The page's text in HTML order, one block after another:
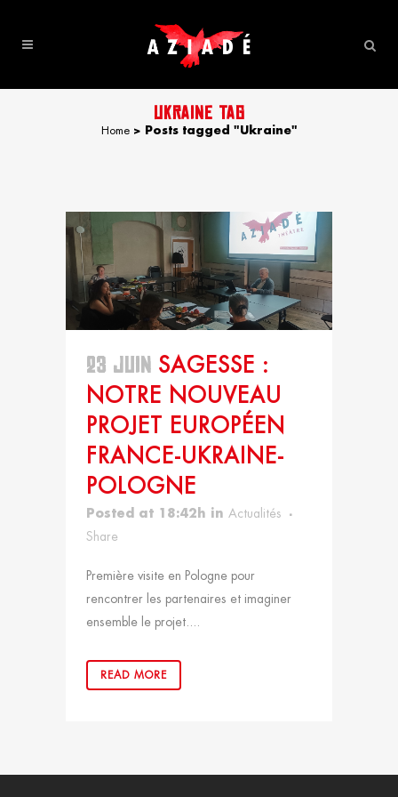
UKRAINE TAG
Home> Posts tagged "Ukraine"
23 JUIN SAGESSE :
NOTRE NOUVEAU
PROJET EUROPÉEN
FRANCE-UKRAINE-
POLOGNE
Posted at 18:42h in Actualités
Share
Première visite en Pologne pour
rencontrer les partenaires et imaginer
ensemble le projet....
READ MORE